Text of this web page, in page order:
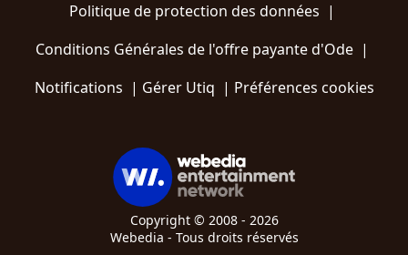
Politique de protection des données |
Conditions Générales de l'offre payante d'Ode |
Notifications | Gérer Utiq | Préférences cookies
Copyright © 2008 - 2026
Webedia - Tous droits réservés